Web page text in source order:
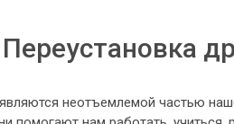
Переустановка
неотъемлемой частью